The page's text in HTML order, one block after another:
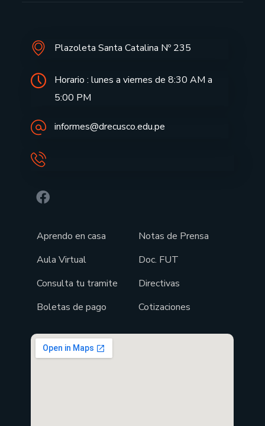
Plazoleta Santa Catalina Nº 235
Horario : lunes a viernes de 8:30 AM a
5:00 PM
informes@drecusco.edu.pe
Aprendo en casa
Aula Virtual
Consulta tu tramite
Boletas de pago
Notas de Prensa
Doc. FUT
Directivas
Cotizaciones